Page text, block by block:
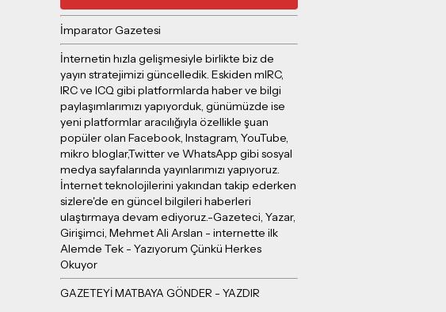
İmparator Gazetesi
İnternetin hızla gelişmesiyle birlikte biz de
yayın stratejimizi güncelledik. Eskiden mIRC,
IRC ve ICQ gibi platformlarda haber ve bilgi
paylaşımlarımızı yapıyorduk, günümüzde ise
yeni platformlar aracılığıyla özellikle şuan
popüler olan Facebook, Instagram, YouTube,
mikro bloglar,Twitter ve WhatsApp gibi sosyal
medya sayfalarında yayınlarımızı yapıyoruz.
İnternet teknolojilerini yakından takip ederken
sizlere'de en güncel bilgileri haberleri
ulaştırmaya devam ediyoruz.-Gazeteci, Yazar,
Girişimci, Mehmet Ali Arslan - internette ilk
Alemde Tek - Yazıyorum Çünkü Herkes
Okuyor